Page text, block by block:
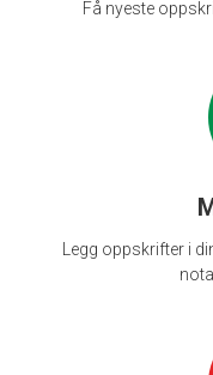
Få nyeste
Legg oppskrifter i